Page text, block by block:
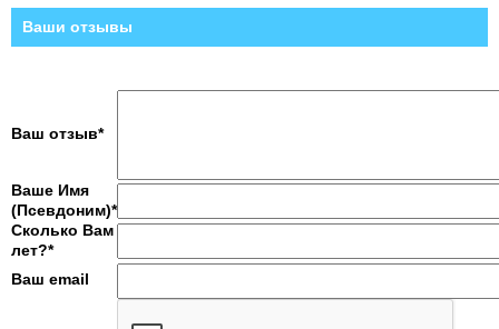
Ваши отзывы
Ваш отзыв*
Ваше Имя
(Псевдоним)*
Сколько Вам
лет?*
Ваш email